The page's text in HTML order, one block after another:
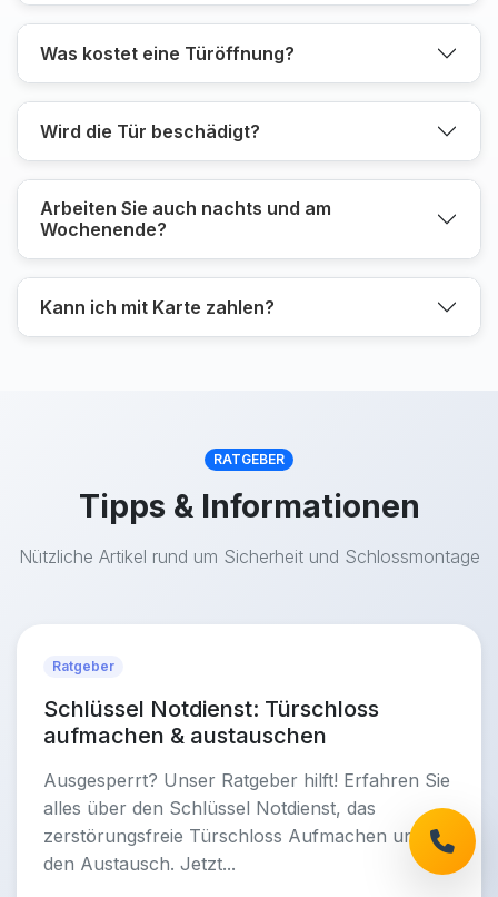
Was kostet eine Türöffnung?
Wird die Tür beschädigt?
Arbeiten Sie auch nachts und am
Wochenende?
Kann ich mit Karte zahlen?
RATGEBER
Tipps & Informationen
Nützliche Artikel rund um Sicherheit und Schlossmontage
Ratgeber
Schlüssel Notdienst: Türschloss
aufmachen & austauschen
Ausgesperrt? Unser Ratgeber hilft! Erfahren Sie
alles über den Schlüssel Notdienst, das
zerstörungsfreie Türschloss Aufmachen und
den Austausch. Jetzt...